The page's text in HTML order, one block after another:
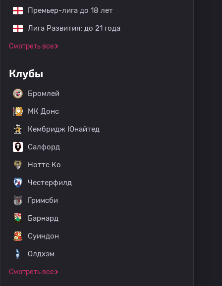
Премьер-лига до 18 лет
Лига Развития: до 21 года
Смотреть все
Клубы
Бромлей
МК Донс
Кембридж Юнайтед
Салфорд
Ноттс Ко
Честерфилд
Гримсби
Барнард
Суиндон
Олдхэм
Смотреть все